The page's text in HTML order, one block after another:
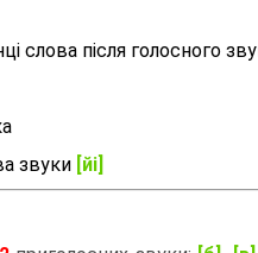
слова після голосного
звуки [йі]